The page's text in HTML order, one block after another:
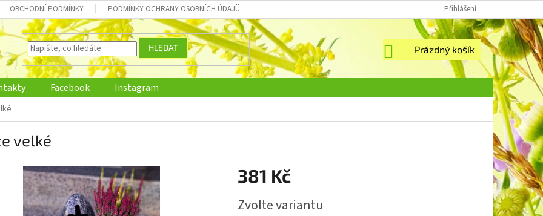
OBCHODNÍ PODMÍNKY PODMÍNKY OCHRANY OSOBNÍCH ÚDAJŮ Přihlášení
HLEDAT
NÁKUPNÍ
KOŠÍK
Prázdný košík
Facebook Instagram
velké
381 Kč
cena:
Zvolte variantu